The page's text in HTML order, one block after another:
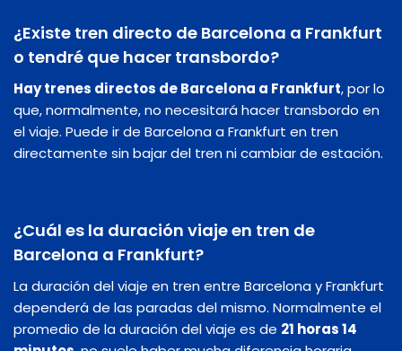
¿Existe tren directo de Barcelona a Frankfurt
o tendré que hacer transbordo?
Hay trenes directos de Barcelona a Frankfurt, por lo
que, normalmente, no necesitará hacer transbordo en
el viaje. Puede ir de Barcelona a Frankfurt en tren
directamente sin bajar del tren ni cambiar de estación.
¿Cuál es la duración viaje en tren de
Barcelona a Frankfurt?
La duración del viaje en tren entre Barcelona y Frankfurt
dependerá de las paradas del mismo. Normalmente el
promedio de la duración del viaje es de 21 horas 14